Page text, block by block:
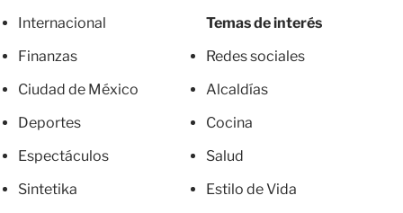
Internacional
Finanzas
Ciudad de México
Deportes
Espectáculos
Sintetika
Temas de interés
Redes sociales
Alcaldías
Cocina
Salud
Estilo de Vida